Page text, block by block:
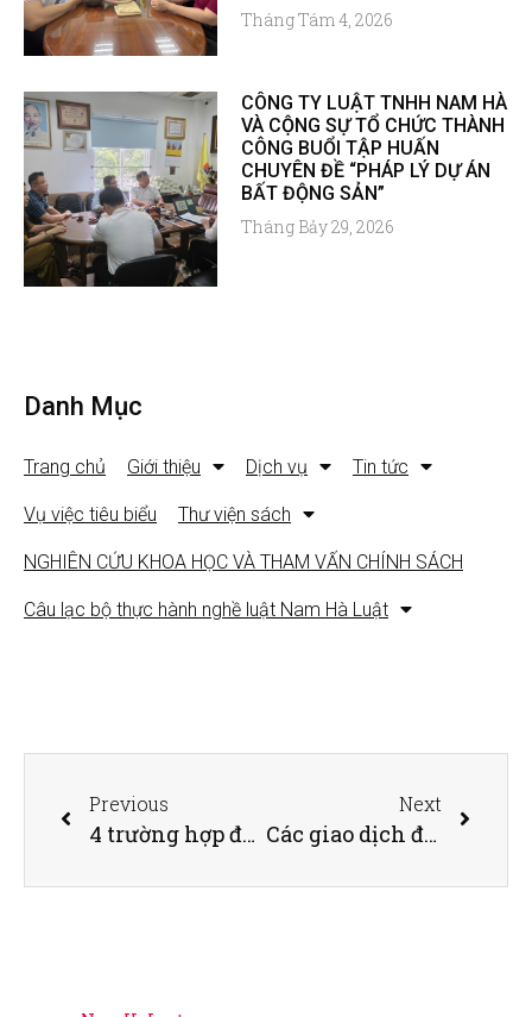
Tháng Tám 4, 2026
CÔNG TY LUẬT TNHH NAM HÀ
VÀ CỘNG SỰ TỔ CHỨC THÀNH
CÔNG BUỔI TẬP HUẤN
CHUYÊN ĐỀ “PHÁP LÝ DỰ ÁN
BẤT ĐỘNG SẢN”
Tháng Bảy 29, 2026
Danh Mục
Trang chủ Giới thiệu Dịch vụ Tin tức
Vụ việc tiêu biểu Thư viện sách
NGHIÊN CỨU KHOA HỌC VÀ THAM VẤN CHÍNH SÁCH
Câu lạc bộ thực hành nghề luật Nam Hà Luật
Previous
4 trường hợp được đăng ký biện pháp bảo đảm bằng tài sản
Next
Các giao dịch đất đai, thủ tục hành chính sẽ thay đổi thế nào khi bỏ sổ hộ khẩu giấy?